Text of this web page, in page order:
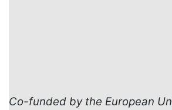
Co-funded by the European